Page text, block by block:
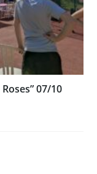
07/10